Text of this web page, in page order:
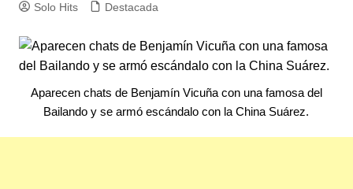
Solo Hits Destacada
Aparecen chats de Benjamín Vicuña con una famosa del
Bailando y se armó escándalo con la China Suárez.